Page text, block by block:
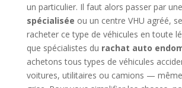
un particulier. Il faut alors passer par une
spécialisée ou un centre VHU agréé,
racheter ce type de véhicules en toute
que spécialistes du rachat auto
achetons tous types de véhicules
voitures, utilitaires ou camions —